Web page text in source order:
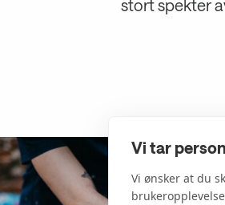
Vi tar
Vi ønsker at du
stort spekter